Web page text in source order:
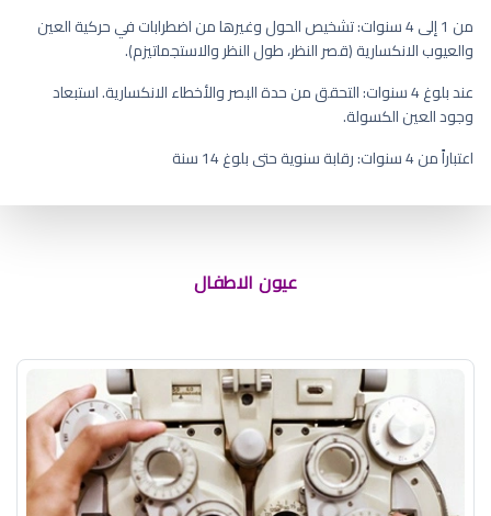
من 1 إلى 4 سنوات: تشخيص الحول وغيرها من اضطرابات في حركية العين
والعيوب الانكسارية (قصر النظر، طول النظر والاستجماتيزم).
عند بلوغ 4 سنوات: التحقق من حدة البصر والأخطاء الانكسارية. استبعاد
وجود العين الكسولة.
اعتباراً من 4 سنوات: رقابة سنوية حتى بلوغ 14 سنة
عيون الاطفال